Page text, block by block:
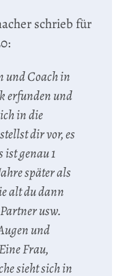
schrieb für
und Coach in
erfunden und
in die
dir vor, es
ist genau 1
später als
alt du dann
usw.
und
Frau,
sieht sich in